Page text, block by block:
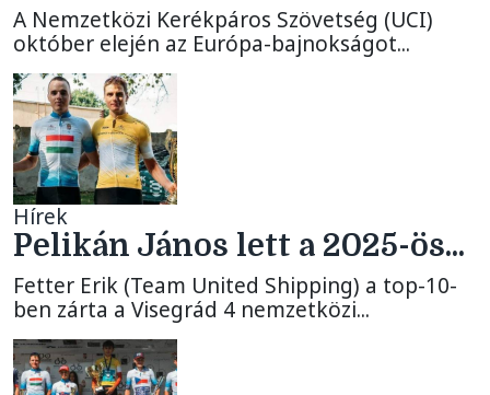
A Nemzetközi Kerékpáros Szövetség (UCI)
október elején az Európa-bajnokságot...
Hírek
Pelikán János lett a 2025-ös...
Fetter Erik (Team United Shipping) a top-10-
ben zárta a Visegrád 4 nemzetközi...